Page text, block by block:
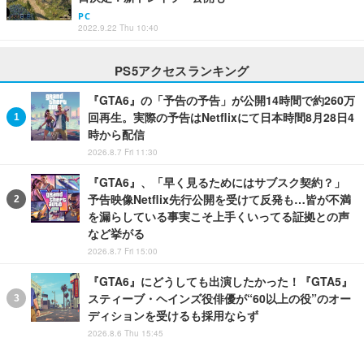
PC
2022.9.22 Thu 10:40
PS5アクセスランキング
『GTA6』の「予告の予告」が公開14時間で約260万
回再生。実際の予告はNetflixにて日本時間8月28日4
時から配信
2026.8.7 Fri 11:30
『GTA6』、「早く見るためにはサブスク契約？」
予告映像Netflix先行公開を受けて反発も…皆が不満
を漏らしている事実こそ上手くいってる証拠との声
など挙がる
2026.8.7 Fri 15:00
『GTA6』にどうしても出演したかった！『GTA5』
スティーブ・ヘインズ役俳優が“60以上の役”のオー
ディションを受けるも採用ならず
2026.8.6 Thu 15:45